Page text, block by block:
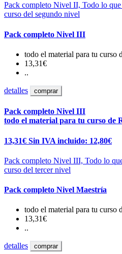
Pack completo Nivel II, Todo lo
curso del segundo nivel
Pack completo Nivel III
todo el material para tu curso
13,31€
..
detalles comprar
Pack completo Nivel III
todo el material para tu curso de
13,31€ Sin IVA incluido: 12,80€
Pack completo Nivel III, Todo lo
curso del tercer nivel
Pack completo Nivel Maestría
todo el material para tu curso
13,31€
..
detalles comprar